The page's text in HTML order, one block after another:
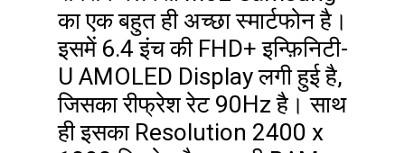
का एक बहुत ही अच्छा स्मार्टफोन है।
इसमें 6.4 इंच की FHD+ इन्फ़िनिटी-
U AMOLED Display लगी हुई है,
जिसका रीफ्रेश रेट 90Hz है। साथ
ही इसका Resolution 2400 x